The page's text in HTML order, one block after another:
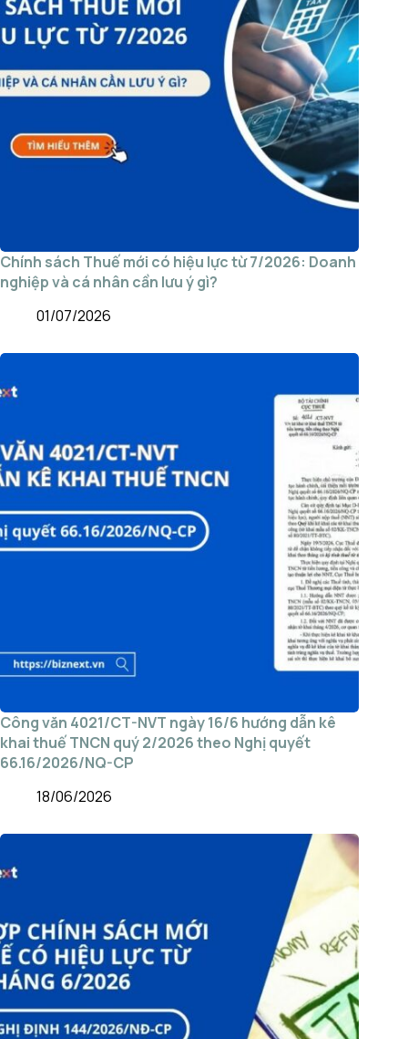
Chính sách Thuế mới có hiệu lực từ 7/2026: Doanh
nghiệp và cá nhân cần lưu ý gì?
01/07/2026
Công văn 4021/CT-NVT ngày 16/6 hướng dẫn kê
khai thuế TNCN quý 2/2026 theo Nghị quyết
66.16/2026/NQ-CP
18/06/2026